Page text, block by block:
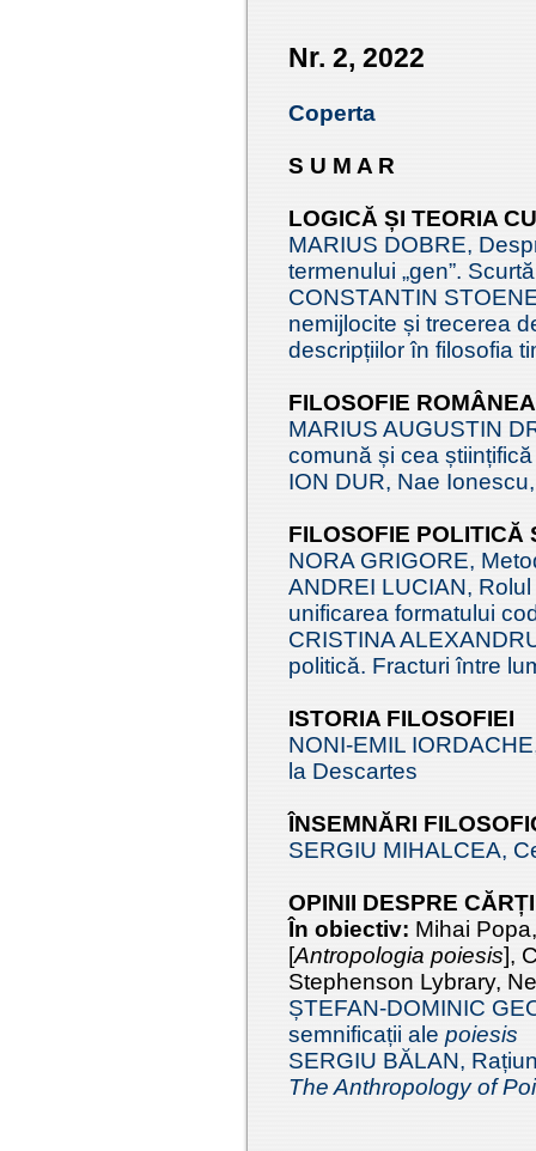
Nr. 2, 2022
Coperta
S U M A R
LOGICĂ ȘI TEORIA
MARIUS DOBRE,
termenului „gen”.
CONSTANTIN
nemijlocite și trecerea
descripțiilor în filosofia
FILOSOFIE
MARIUS AUGUSTIN
comună și cea
ION DUR, Nae
FILOSOFIE POLITICĂ
NORA GRIGORE,
ANDREI LUCIAN,
unificarea formatului
CRISTINA
politică. Fracturi între
ISTORIA FILOSOFIEI
NONI-EMIL
la Descartes
ÎNSEMNĂRI
SERGIU MIHALCEA,
OPINII DESPRE CĂRȚI
În obiectiv: Mihai
[Antropologia poiesis],
Stephenson Lybrary,
ȘTEFAN-DOMINIC
semnificații ale poiesis
SERGIU BĂLAN,
The Anthropology of